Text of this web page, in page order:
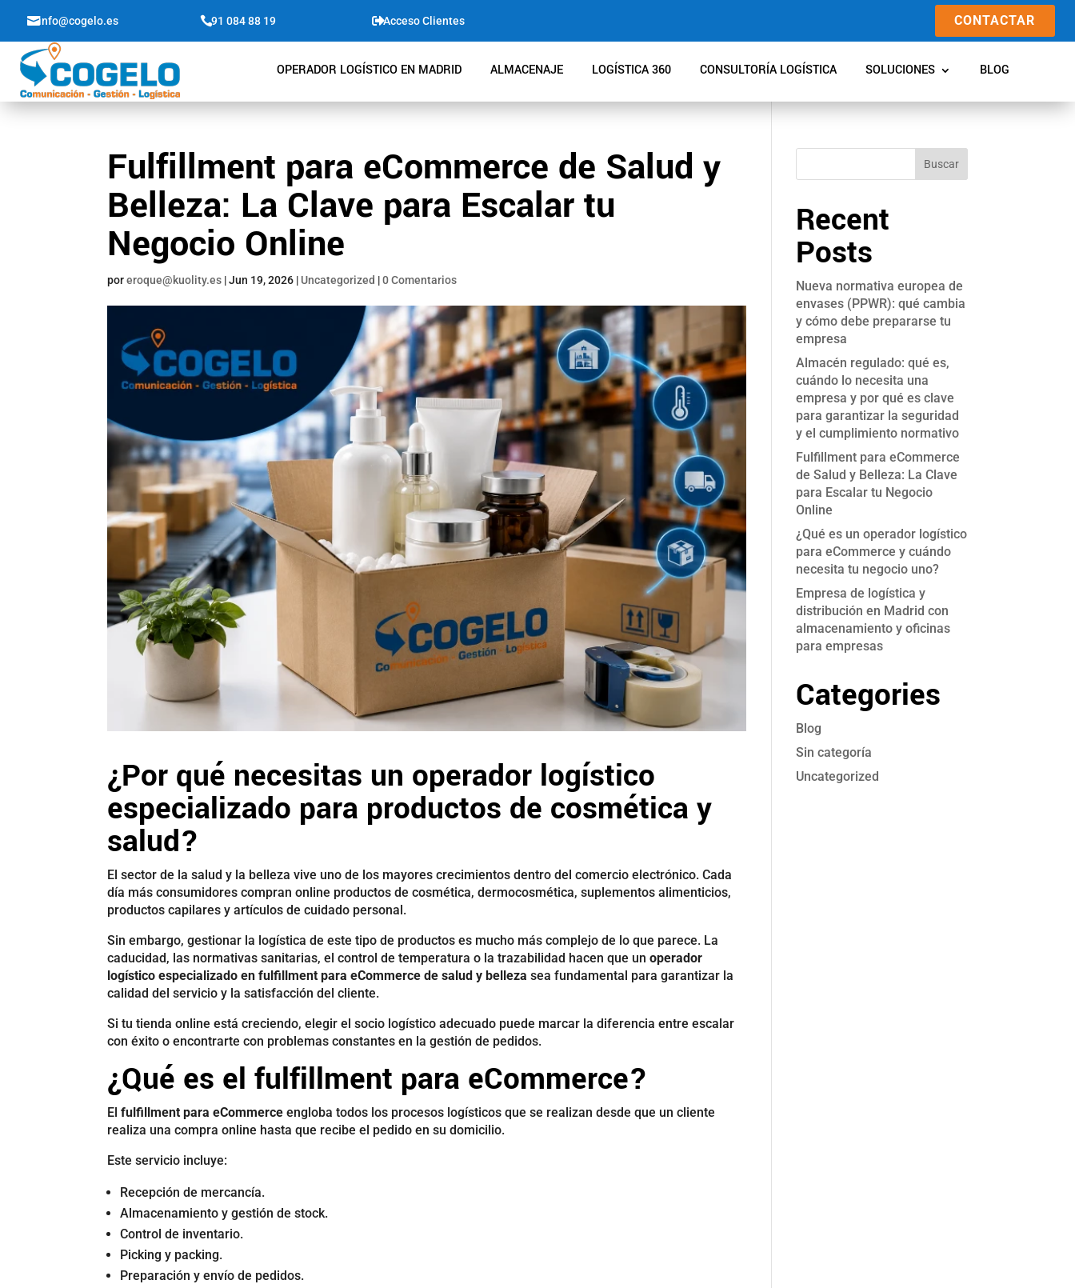
info@cogelo.es 91 084 88 19 Acceso Clientes CONTACTAR
OPERADOR LOGÍSTICO EN MADRID ALMACENAJE LOGÍSTICA 360 CONSULTORÍA LOGÍSTICA SOLUCIONES BLOG
Fulfillment para eCommerce de Salud y
Belleza: La Clave para Escalar tu
Negocio Online
poreroque@kuolity.es |Jun 19, 2026 | Uncategorized |0 Comentarios
¿Por qué necesitas un operador logístico
especializado para productos de cosmética y
salud?
El sector de la salud y la belleza vive uno de los mayores crecimientos dentro del comercio electrónico. Cada
día más consumidores compran online productos de cosmética, dermocosmética, suplementos alimenticios,
productos capilares y artículos de cuidado personal.
Sin embargo, gestionar la logística de este tipo de productos es mucho más complejo de lo que parece. La
caducidad, las normativas sanitarias, el control de temperatura o la trazabilidad hacen que unoperador
logístico especializado en fulfillment para eCommerce de salud y belleza sea fundamental para garantizar la
calidad del servicio y la satisfacción del cliente.
Si tu tienda online está creciendo, elegir el socio logístico adecuado puede marcar la diferencia entre escalar
con éxito o encontrarte con problemas constantes en la gestión de pedidos.
¿Qué es el fulfillment para eCommerce?
Elfulfillment para eCommerce engloba todos los procesos logísticos que se realizan desde que un cliente
realiza una compra online hasta que recibe el pedido en su domicilio.
Este servicio incluye:
Recepción de mercancía.
Almacenamiento y gestión de stock.
Control de inventario.
Picking y packing.
Preparación y envío de pedidos.
Buscar
Recent
Posts
Nueva normativa europea de
envases (PPWR): qué cambia
y cómo debe prepararse tu
empresa
Almacén regulado: qué es,
cuándo lo necesita una
empresa y por qué es clave
para garantizar la seguridad
y el cumplimiento normativo
Fulfillment para eCommerce
de Salud y Belleza: La Clave
para Escalar tu Negocio
Online
¿Qué es un operador logístico
para eCommerce y cuándo
necesita tu negocio uno?
Empresa de logística y
distribución en Madrid con
almacenamiento y oficinas
para empresas
Categories
Blog
Sin categoría
Uncategorized